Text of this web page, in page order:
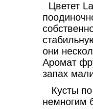
Цветет
они
Аромат
запах
Кусты по
немногим